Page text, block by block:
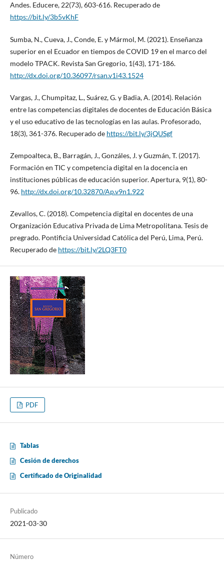
Andes. Educere, 22(73), 603-616. Recuperado de
https://bit.ly/3b5vKhF
Sumba, N., Cueva, J., Conde, E. y Mármol, M. (2021). Enseñanza
superior en el Ecuador en tiempos de COVID 19 en el marco del
modelo TPACK. Revista San Gregorio, 1(43), 171-186.
http://dx.doi.org/10.36097/rsan.v1i43.1524
Vargas, J., Chumpitaz, L., Suárez, G. y Badia, A. (2014). Relación
entre las competencias digitales de docentes de Educación Básica
y el uso educativo de las tecnologías en las aulas. Profesorado,
18(3), 361-376. Recuperado de https://bit.ly/3jQUSgf
Zempoalteca, B., Barragán, J., Gonzáles, J. y Guzmán, T. (2017).
Formación en TIC y competencia digital en la docencia en
instituciones públicas de educación superior. Apertura, 9(1), 80-
96. http://dx.doi.org/10.32870/Ap.v9n1.922
Zevallos, C. (2018). Competencia digital en docentes de una
Organización Educativa Privada de Lima Metropolitana. Tesis de
pregrado. Pontificia Universidad Católica del Perú, Lima, Perú.
Recuperado de https://bit.ly/2LQ3FT0
PDF
Tablas
Cesión de derechos
Certificado de Originalidad
Publicado
2021-03-30
Número